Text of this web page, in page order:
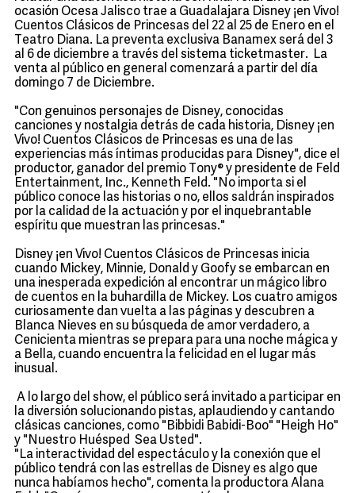
ocasión Ocesa Jalisco trae a Guadalajara Disney ¡en Vivo!
Cuentos Clásicos de Princesas del 22 al 25 de Enero en el
Teatro Diana. La preventa exclusiva Banamex será del 3
al 6 de diciembre a través del sistema ticketmaster. La
venta al público en general comenzará a partir del día
domingo 7 de Diciembre.
"Con genuinos personajes de Disney, conocidas
canciones y nostalgia detrás de cada historia, Disney ¡en
Vivo! Cuentos Clásicos de Princesas es una de las
experiencias más íntimas producidas para Disney", dice el
productor, ganador del premio Tony® y presidente de Feld
Entertainment, Inc., Kenneth Feld. "No importa si el
público conoce las historias o no, ellos saldrán inspirados
por la calidad de la actuación y por el inquebrantable
espíritu que muestran las princesas."
Disney ¡en Vivo! Cuentos Clásicos de Princesas inicia
cuando Mickey, Minnie, Donald y Goofy se embarcan en
una inesperada expedición al encontrar un mágico libro
de cuentos en la buhardilla de Mickey. Los cuatro amigos
curiosamente dan vuelta a las páginas y descubren a
Blanca Nieves en su búsqueda de amor verdadero, a
Cenicienta mientras se prepara para una noche mágica y
a Bella, cuando encuentra la felicidad en el lugar más
inusual.
A lo largo del show, el público será invitado a participar en
la diversión solucionando pistas, aplaudiendo y cantando
clásicas canciones, como "Bibbidi Babidi-Boo" "Heigh Ho"
y "Nuestro Huésped Sea Usted".
"La interactividad del espectáculo y la conexión que el
público tendrá con las estrellas de Disney es algo que
nunca habíamos hecho", comenta la productora Alana